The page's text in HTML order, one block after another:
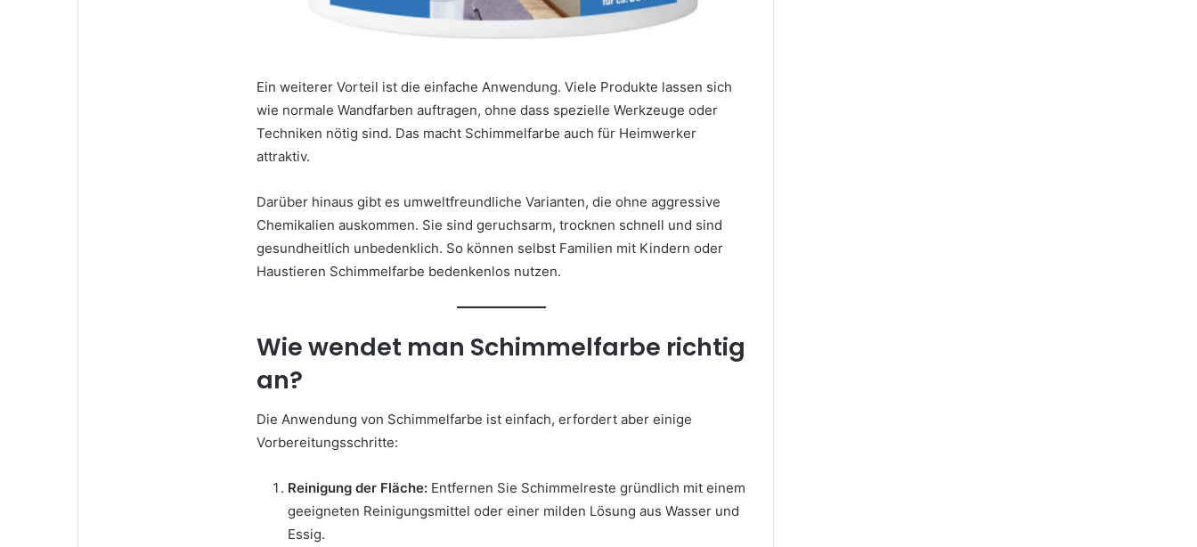
Ein weiterer Vorteil ist die einfache Anwendung. Viele Produkte lassen sich
wie normale Wandfarben auftragen, ohne dass spezielle Werkzeuge oder
Techniken nötig sind. Das macht Schimmelfarbe auch für Heimwerker
attraktiv.
Darüber hinaus gibt es umweltfreundliche Varianten, die ohne aggressive
Chemikalien auskommen. Sie sind geruchsarm, trocknen schnell und sind
gesundheitlich unbedenklich. So können selbst Familien mit Kindern oder
Haustieren Schimmelfarbe bedenkenlos nutzen.
Wie wendet man Schimmelfarbe richtig
an?
Die Anwendung von Schimmelfarbe ist einfach, erfordert aber einige
Vorbereitungsschritte:
Reinigung der Fläche: Entfernen Sie Schimmelreste gründlich mit einem
geeigneten Reinigungsmittel oder einer milden Lösung aus Wasser und
Essig.